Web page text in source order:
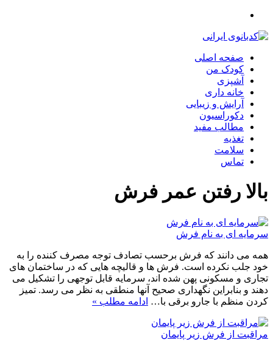
صفحه اصلی
کودک من
آشپزی
خانه داری
آرایش و زیبایی
دکوراسیون
مطالب مفید
تغذیه
سلامت
تماس
بالا رفتن عمر فرش
سرمایه ای به نام فرش
همه می دانند که فرش برحسب تصادف توجه مصرف کننده را به
خود جلب نکرده است. فرش ها و قالیچه هایی که در ساختمان های
تجاری و مسکونی پهن شده اند، سرمایه قابل توجهی را تشکیل می
دهند و بنابراین نگهداری صحیح آنها منطقی به نظر می رسد. تمیز
کردن منظم با جارو برقی با… ادامه مطلب »
مراقبت از فرش زیر پایمان